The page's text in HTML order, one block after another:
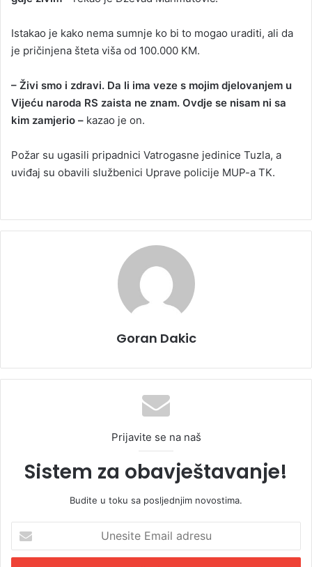
Istakao je kako nema sumnje ko bi to mogao uraditi, ali da
je pričinjena šteta viša od 100.000 KM.
– Živi smo i zdravi. Da li ima veze s mojim djelovanjem u
Vijeću naroda RS zaista ne znam. Ovdje se nisam ni sa
kim zamjerio – kazao je on.
Požar su ugasili pripadnici Vatrogasne jedinice Tuzla, a
uviđaj su obavili službenici Uprave policije MUP-a TK.
Goran Dakic
Prijavite se na naš
Sistem za obavještavanje!
Budite u toku sa posljednjim novostima.
e